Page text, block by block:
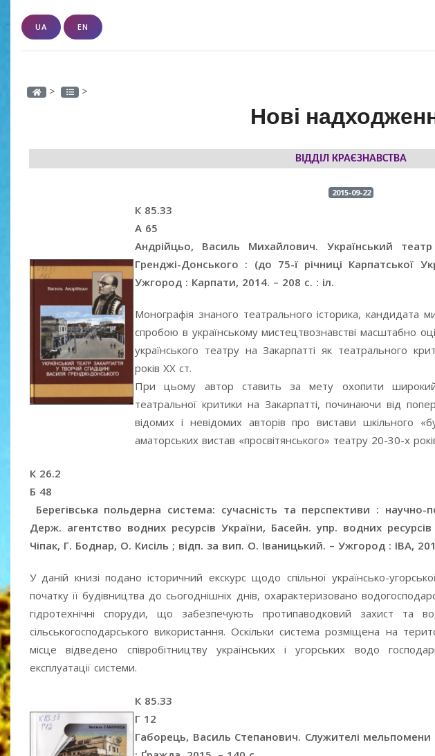
UA EN
> >
Нові
ВІДДІЛ КРАЄЗНАВСТВА
2015-09-22
К 85.33
А 65
Андрійцьо, Василь Михайлович. Український
Гренджі-Донського : (до 75-ї річниці
Ужгород : Карпати, 2014. – 208 с. : іл.
Монографія знаного театрального історика, кандидата
спробою в українському мистецтвознавстві масштабно
українського театру на Закарпатті як театрального
років ХХ ст.
При цьому автор ставить за мету охопити
театральної критики на Закарпатті, починаючи від
відомих і невідомих авторів про вистави шкільного
аматорських вистав «просвітянського» театру 20-30-х
К 26.2
Б 48
Берегівська польдерна система: сучасність та перспективи : научно-
Держ. агентство водних ресурсів України, Басейн. упр. водних
Чіпак, Г. Боднар, О. Кисіль ; відп. за вип. О. Іваницький. – Ужгород : ІВА,
У даній книзі подано історичний екскурс щодо спільної українсько-
початку її будівництва до сьогоднішніх днів, охарактеризовано
гідротехнічні споруди, що забезпечують протипаводковий захист та
сільськогосподарського використання. Оскільки система розміщена на
місце відведено співробітництву українських і угорських водо
експлуатації системи.
К 85.33
Г 12
Габорець, Василь Степанович. Служителі